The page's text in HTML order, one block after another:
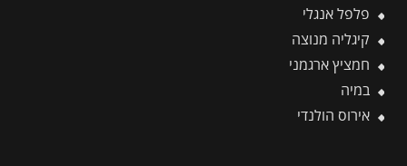
פלפל אנגלי
קיגליה מנוצה
חמציץ ארגמני
במיה
אירוס הולנדי